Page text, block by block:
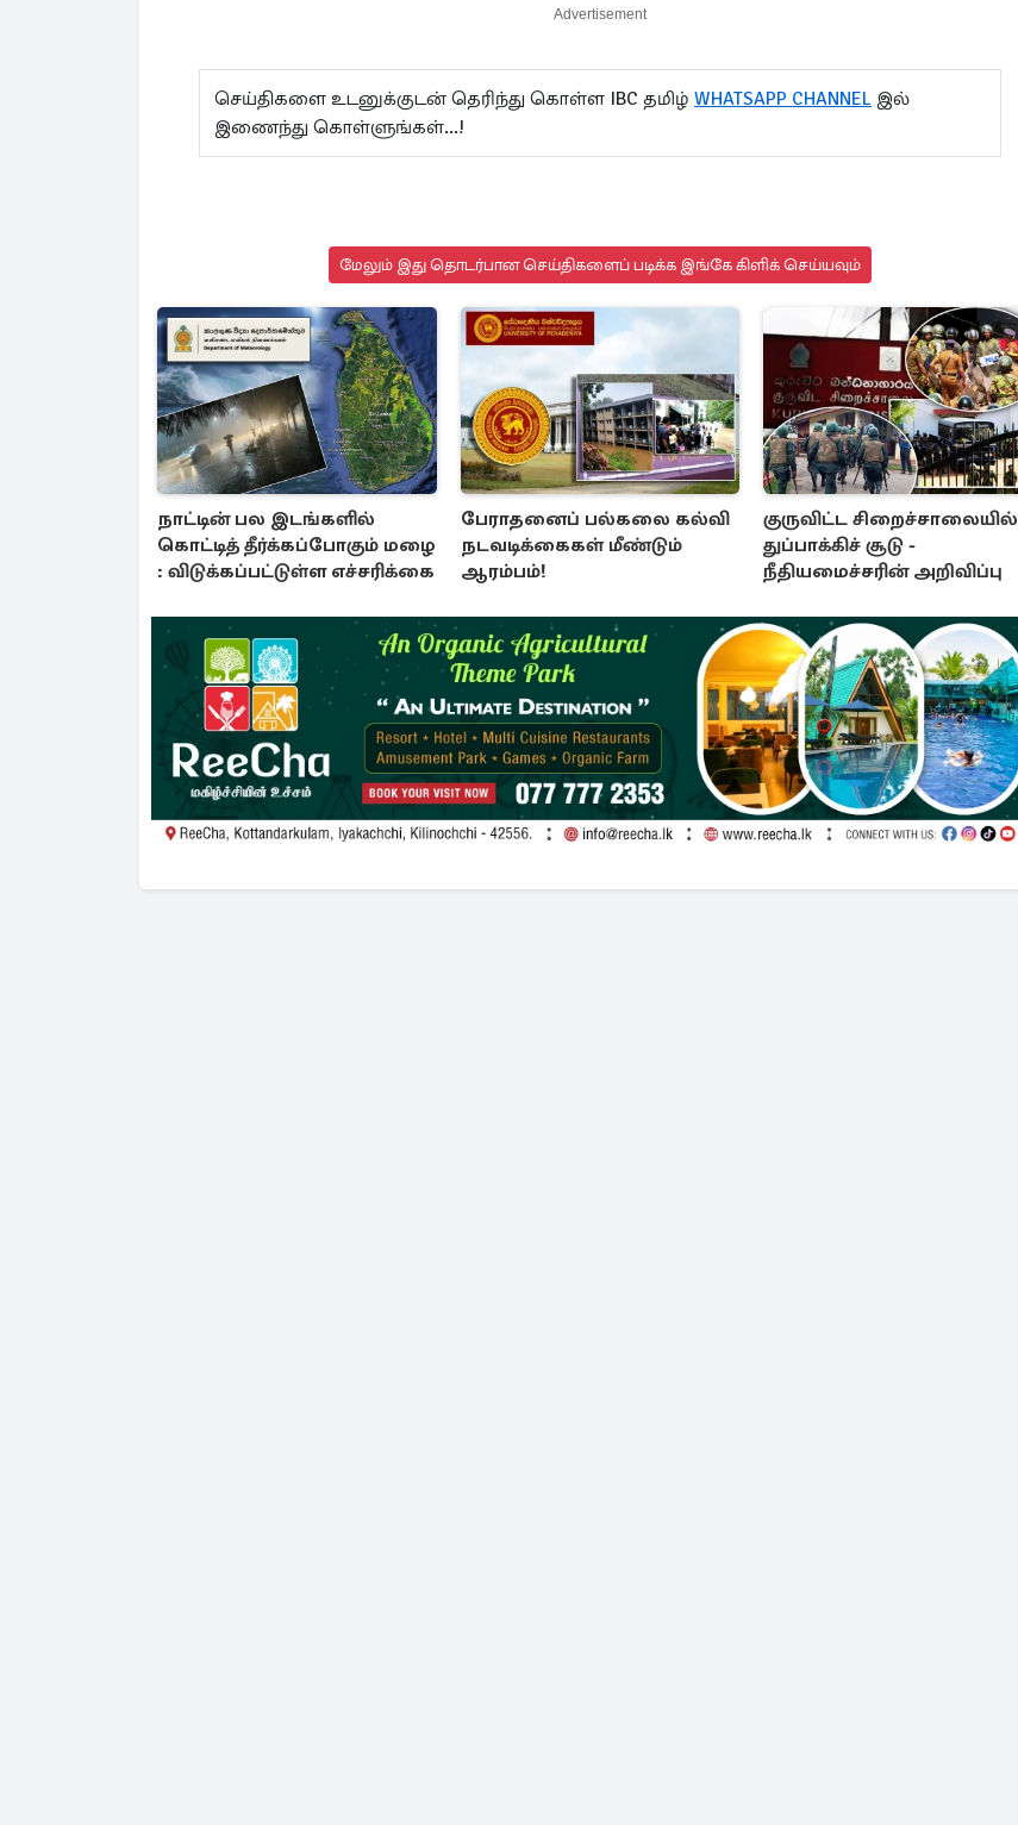
Advertisement
செய்திகளை உடனுக்குடன் தெரிந்து கொள்ள IBC தமிழ் WHATSAPP CHANNEL இல்
இணைந்து கொள்ளுங்கள்...!
மேலும் இது தொடர்பான செய்திகளைப் படிக்க இங்கே கிளிக் செய்யவும்
நாட்டின் பல இடங்களில்
கொட்டித் தீர்க்கப்போகும் மழை
: விடுக்கப்பட்டுள்ள எச்சரிக்கை
பேராதனைப் பல்கலை கல்வி
நடவடிக்கைகள் மீண்டும்
ஆரம்பம்!
குருவிட்ட சிறைச்சாலையில்
துப்பாக்கிச் சூடு -
நீதியமைச்சரின் அறிவிப்பு